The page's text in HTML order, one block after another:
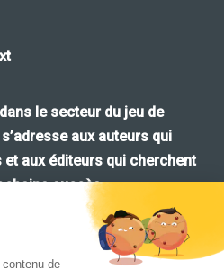
le secteur du jeu de
aux auteursqui
et aux éditeurs qui cherchent
succès